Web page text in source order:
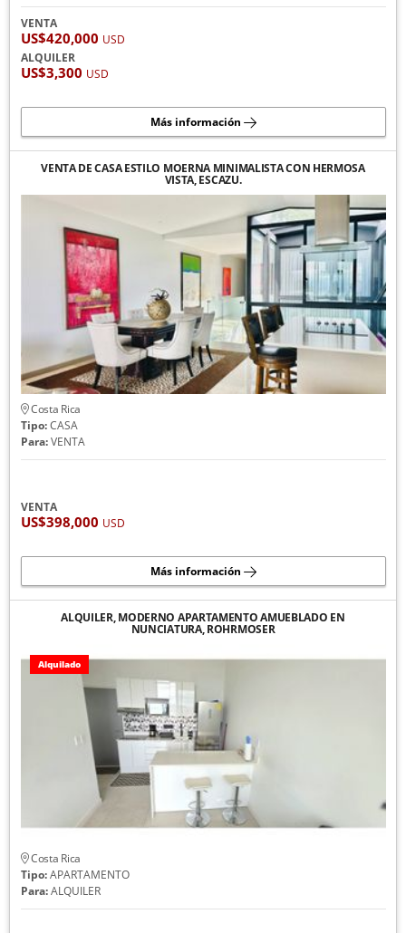
VENTA
US$420,000 USD
ALQUILER
US$3,300 USD
Más información
VENTA DE CASA ESTILO MOERNA MINIMALISTA CON HERMOSA
VISTA, ESCAZU.
Costa Rica
Tipo:CASA
Para:VENTA
VENTA
US$398,000 USD
Más información
ALQUILER, MODERNO APARTAMENTO AMUEBLADO EN
NUNCIATURA, ROHRMOSER
Alquilado
Costa Rica
Tipo:APARTAMENTO
Para:ALQUILER